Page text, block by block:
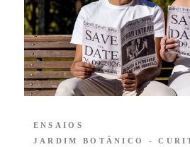
ENSAIOS
JARDIM BOTÂNICO -